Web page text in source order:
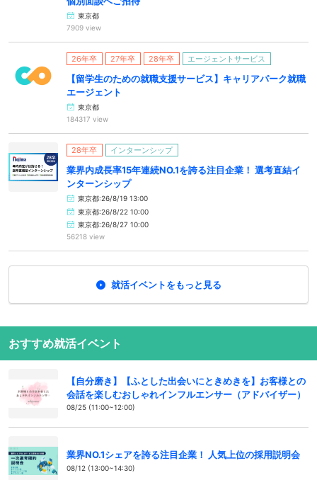
東京都
7909 view
26年卒 27年卒 28年卒 エージェントサービス
【留学生のための就職支援サービス】キャリアパーク就職
エージェント
東京都
184317 view
28年卒 インターンシップ
業界内成長率15年連続NO.1を誇る注目企業！ 選考直結イ
ンターンシップ
東京都:26/8/19 13:00
東京都:26/8/22 10:00
東京都:26/8/27 10:00
56218 view
就活イベントをもっと見る
おすすめ就活イベント
【自分磨き】【ふとした出会いにときめきを】お客様との
会話を楽しむおしゃれインフルエンサー（アドバイザー）
08/25 (11:00~12:00)
業界NO.1シェアを誇る注目企業！ 人気上位の採用説明会
08/12 (13:00~14:30)